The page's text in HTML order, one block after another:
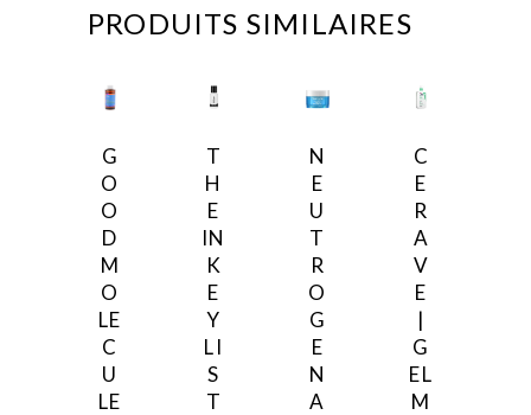
PRODUITS SIMILAIRES
G
O
O
D
M
O
LE
C
U
LE
T
H
E
IN
K
E
Y
LI
S
T
N
E
U
T
R
O
G
E
N
A
C
E
R
A
V
E
|
G
EL
M